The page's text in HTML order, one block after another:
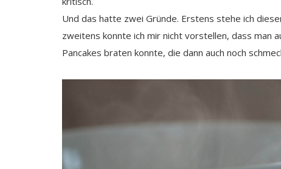
Und das hatte zwei Gründe. Erstens stehe ich
zweitens konnte ich mir nicht vorstellen, dass man
Pancakes braten konnte, die dann auch noch